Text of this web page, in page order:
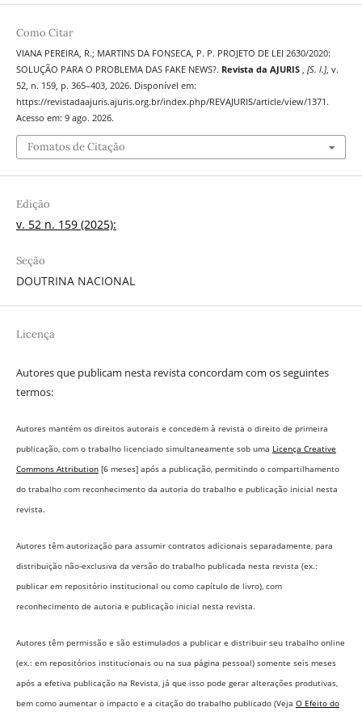
Como Citar
VIANA PEREIRA, R.; MARTINS DA FONSECA, P. P. PROJETO DE LEI 2630/2020:
SOLUÇÃO PARA O PROBLEMA DAS FAKE NEWS?. Revista da AJURIS , [S. l.], v.
52, n. 159, p. 365–403, 2026. Disponível em:
https://revistadaajuris.ajuris.org.br/index.php/REVAJURIS/article/view/1371.
Acesso em: 9 ago. 2026.
Fomatos de Citação
Edição
v. 52 n. 159 (2025):
Seção
DOUTRINA NACIONAL
Licença
Autores que publicam nesta revista concordam com os seguintes
termos:
Autores mantém os direitos autorais e concedem à revista o direito de primeira
publicação, com o trabalho licenciado simultaneamente sob uma Licença Creative
Commons Attribution[6 meses] após a publicação, permitindo o compartilhamento
do trabalho com reconhecimento da autoria do trabalho e publicação inicial nesta
revista.
Autores têm autorização para assumir contratos adicionais separadamente, para
distribuição não-exclusiva da versão do trabalho publicada nesta revista (ex.:
publicar em repositório institucional ou como capítulo de livro), com
reconhecimento de autoria e publicação inicial nesta revista.
Autores têm permissão e são estimulados a publicar e distribuir seu trabalho online
(ex.: em repositórios institucionais ou na sua página pessoal) somente seis meses
após a efetiva publicação na Revista, já que isso pode gerar alterações produtivas,
bem como aumentar o impacto e a citação do trabalho publicado (Veja O Efeito do